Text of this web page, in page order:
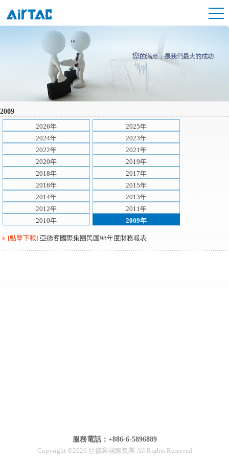
2009
2026年
2025年
2024年
2023年
2022年
2021年
2020年
2019年
2018年
2017年
2016年
2015年
2014年
2013年
2012年
2011年
2010年
2009年
[點擊下載] 亞德客國際集團民国98年度財務報表
服務電話：+886-6-5896889
Copyright ©2026 亞德客國際集團 All Rights Reserved